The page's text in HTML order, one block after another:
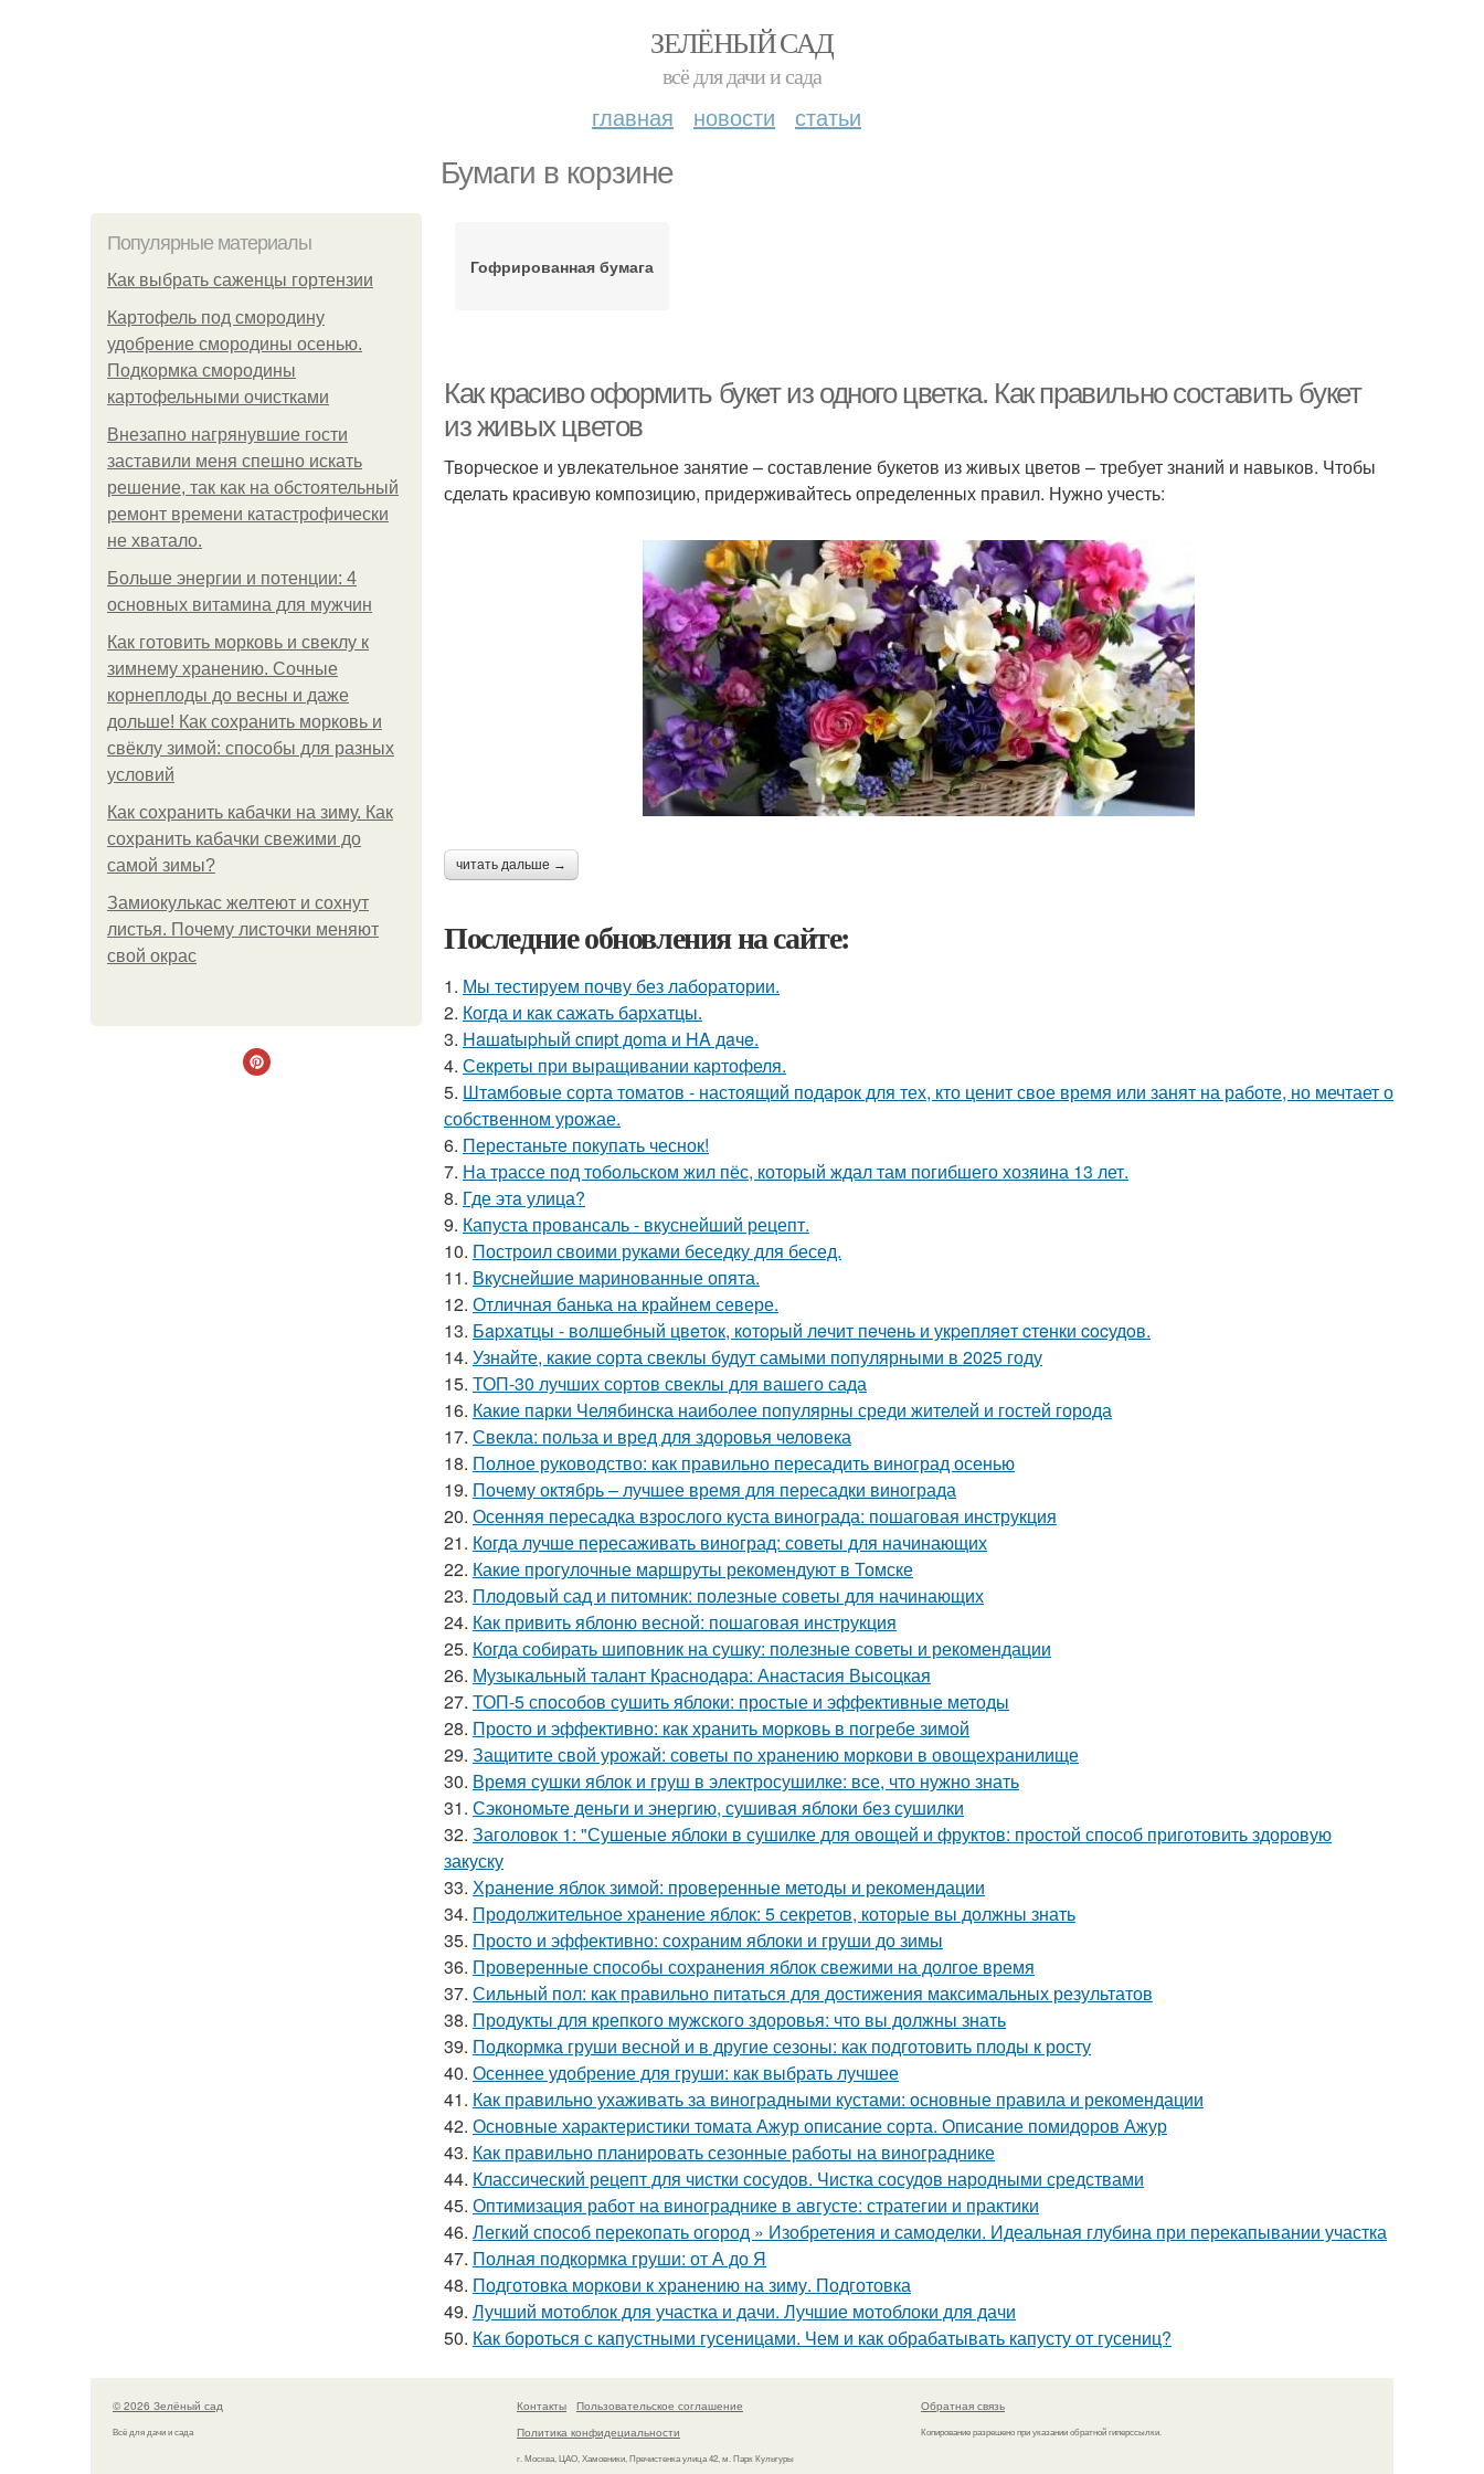
ЗЕЛЁНЫЙ САД
всё для дачи и сада
главная новости статьи
Бумаги в корзине
Популярные материалы
Как выбрать саженцы гортензии
Картофель под смородину
удобрение смородины осенью.
Подкормка смородины
картофельными очистками
Внезапно нагрянувшие гости
заставили меня спешно искать
решение, так как на обстоятельный
ремонт времени катастрофически
не хватало.
Больше энергии и потенции: 4
основных витамина для мужчин
Как готовить морковь и свеклу к
зимнему хранению. Сочные
корнеплоды до весны и даже
дольше! Как сохранить морковь и
свёклу зимой: способы для разных
условий
Как сохранить кабачки на зиму. Как
сохранить кабачки свежими до
самой зимы?
Замиокулькас желтеют и сохнут
листья. Почему листочки меняют
свой окрас
Гофрированная бумага
Как красиво оформить букет из одного цветка. Как правильно составить букет
из живых цветов
Творческое и увлекательное занятие – составление букетов из живых цветов – требует знаний и навыков. Чтобы
сделать красивую композицию, придерживайтесь определенных правил. Нужно учесть:
читать дальше →
Последние обновления на сайте:
1. Мы тестируем почву без лаборатории.
2. Когда и как сажать бархатцы.
3. Haшatыphый cпиpt дoma и HA дaчe.
4. Секреты при выращивании картофеля.
5. Штамбовые сорта томатов - настоящий подарок для тех, кто ценит свое время или занят на работе, но мечтает о
собственном урожае.
6. Перестаньте покупать чеснок!
7. На трассе под тобольском жил пёс, который ждал там погибшего хозяина 13 лет.
8. Где этa улица?
9. Капуста провансаль - вкуснейший рецепт.
10. Построил своими руками беседку для бесед.
11. Вкуснейшие маринованные опята.
12. Отличная банька на крайнем севере.
13. Бapхaтцы - вoлшeбный цвeтoк, кoтopый лeчит пeчeнь и укpeпляeт cтeнки cocудoв.
14. Узнайте, какие сорта свеклы будут самыми популярными в 2025 году
15. ТОП-30 лучших сортов свеклы для вашего сада
16. Какие парки Челябинска наиболее популярны среди жителей и гостей города
17. Свекла: польза и вред для здоровья человека
18. Полное руководство: как правильно пересадить виноград осенью
19. Почему октябрь – лучшее время для пересадки винограда
20. Осенняя пересадка взрослого куста винограда: пошаговая инструкция
21. Когда лучше пересаживать виноград: советы для начинающих
22. Какие прогулочные маршруты рекомендуют в Томске
23. Плодовый сад и питомник: полезные советы для начинающих
24. Как привить яблоню весной: пошаговая инструкция
25. Когда собирать шиповник на сушку: полезные советы и рекомендации
26. Музыкальный талант Краснодара: Анастасия Высоцкая
27. ТОП-5 способов сушить яблоки: простые и эффективные методы
28. Просто и эффективно: как хранить морковь в погребе зимой
29. Защитите свой урожай: советы по хранению моркови в овощехранилище
30. Время сушки яблок и груш в электросушилке: все, что нужно знать
31. Сэкономьте деньги и энергию, сушивая яблоки без сушилки
32. Заголовок 1: "Сушеные яблоки в сушилке для овощей и фруктов: простой способ приготовить здоровую
закуску
33. Хранение яблок зимой: проверенные методы и рекомендации
34. Продолжительное хранение яблок: 5 секретов, которые вы должны знать
35. Просто и эффективно: сохраним яблоки и груши до зимы
36. Проверенные способы сохранения яблок свежими на долгое время
37. Сильный пол: как правильно питаться для достижения максимальных результатов
38. Продукты для крепкого мужского здоровья: что вы должны знать
39. Подкормка груши весной и в другие сезоны: как подготовить плоды к росту
40. Осеннее удобрение для груши: как выбрать лучшее
41. Как правильно ухаживать за виноградными кустами: основные правила и рекомендации
42. Основные характеристики томата Ажур описание сорта. Описание помидоров Ажур
43. Как правильно планировать сезонные работы на винограднике
44. Классический рецепт для чистки сосудов. Чистка сосудов народными средствами
45. Оптимизация работ на винограднике в августе: стратегии и практики
46. Легкий способ перекопать огород » Изобретения и самоделки. Идеальная глубина при перекапывании участка
47. Полная подкормка груши: от А до Я
48. Подготовка моркови к хранению на зиму. Подготовка
49. Лучший мотоблок для участка и дачи. Лучшие мотоблоки для дачи
50. Как бороться с капустными гусеницами. Чем и как обрабатывать капусту от гусениц?
© 2026 Зелёный сад
Всё для дачи и сада
Контакты
Пользовательское соглашение
Политика конфидециальности
г. Москва, ЦАО, Хамовники, Пречистенка улица 42, м. Парк Культуры
Обратная связь
Копирование разрешено при указании обратной гиперссылки.